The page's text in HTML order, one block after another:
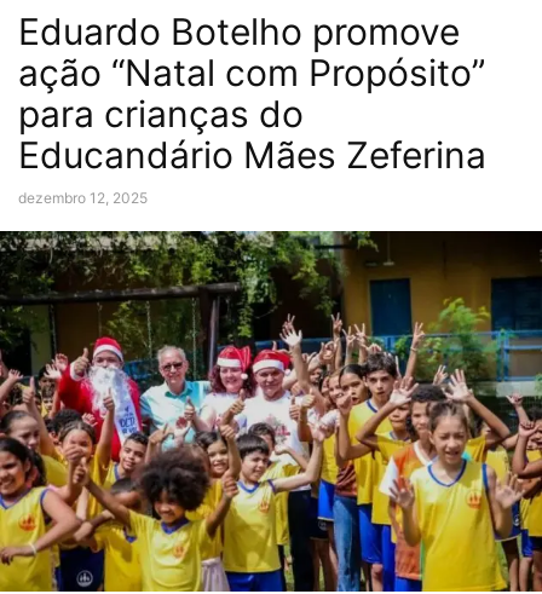
Eduardo Botelho promove
ação “Natal com Propósito”
para crianças do
Educandário Mães Zeferina
dezembro 12, 2025